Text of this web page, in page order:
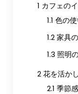
ョ1 カフェの
1.1 色の
1.2家具
1.3 照明
2花を活か
2.1 季節